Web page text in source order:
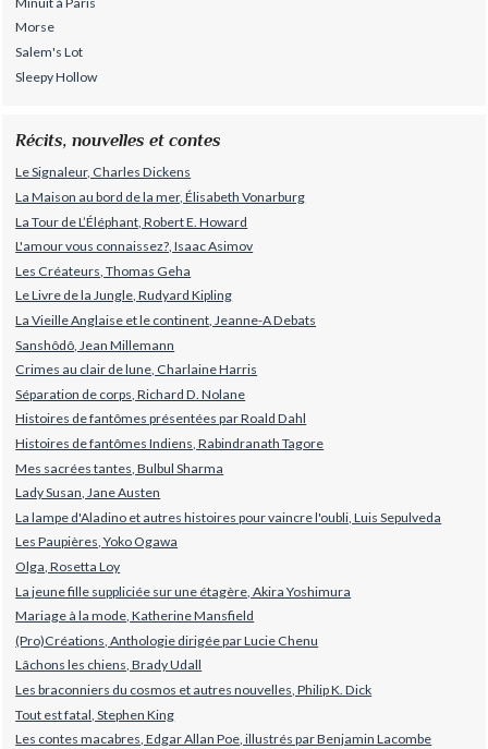
Morse
Salem's Lot
Sleepy Hollow
Récits, nouvelles et contes
Le Signaleur, Charles Dickens
La Maison au bord de la mer, Élisabeth Vonarburg
La Tour de L’Éléphant, Robert E. Howard
L'amour vous connaissez?, Isaac Asimov
Les Créateurs, Thomas Geha
Le Livre de la Jungle, Rudyard Kipling
La Vieille Anglaise et le continent, Jeanne-A Debats
Sanshôdô, Jean Millemann
Crimes au clair de lune, Charlaine Harris
Séparation de corps, Richard D. Nolane
Histoires de fantômes présentées par Roald Dahl
Histoires de fantômes Indiens, Rabindranath Tagore
Mes sacrées tantes, Bulbul Sharma
Lady Susan, Jane Austen
La lampe d'Aladino et autres histoires pour vaincre l'oubli, Luis Sepulveda
Les Paupières, Yoko Ogawa
Olga, Rosetta Loy
La jeune fille suppliciée sur une étagère, Akira Yoshimura
Mariage à la mode, Katherine Mansfield
(Pro)Créations, Anthologie dirigée par Lucie Chenu
Lâchons les chiens, Brady Udall
Les braconniers du cosmos et autres nouvelles, Philip K. Dick
Tout est fatal, Stephen King
Les contes macabres, Edgar Allan Poe, illustrés par Benjamin Lacombe